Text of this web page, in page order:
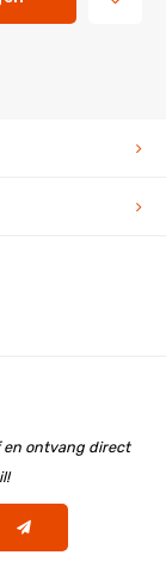
en ontvang direct